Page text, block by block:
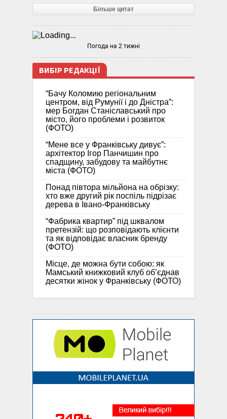
Більше цитат
Погода на 2 тижні
ВИБІР РЕДАКЦІЇ
“Бачу Коломию регіональним
центром, від Румунії і до Дністра”:
мер Богдан Станіславський про
місто, його проблеми і розвиток
(ФОТО)
“Мене все у Франківську дивує”:
архітектор Ігор Панчишин про
спадщину, забудову та майбутнє
міста (ФОТО)
Понад півтора мільйона на обрізку:
хто вже другий рік поспіль підрізає
дерева в Івано-Франківську
“Фабрика квартир” під шквалом
претензій: що розповідають клієнти
та як відповідає власник бренду
(ФОТО)
Місце, де можна бути собою: як
Мамський книжковий клуб об’єднав
десятки жінок у Франківську (ФОТО)